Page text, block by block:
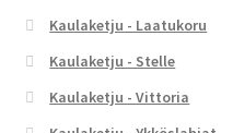
Kaulaketju - Laatukoru
Kaulaketju - Stelle
Kaulaketju - Vittoria